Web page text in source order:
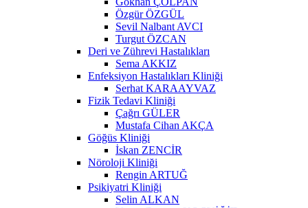
Özgür ÖZGÜL
Sevil Nalbant AVCI
Turgut ÖZCAN
Deri ve Zührevi Hastalıkları
Sema AKKIZ
Enfeksiyon Hastalıkları Kliniği
Serhat KARAAYVAZ
Fizik Tedavi Kliniği
Çağrı GÜLER
Mustafa Cihan AKÇA
Göğüs Kliniği
İskan ZENCİR
Nöroloji Kliniği
Rengin ARTUĞ
Psikiyatri Kliniği
Selin ALKAN